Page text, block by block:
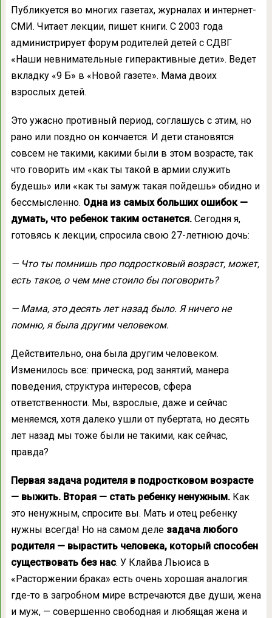
Публикуется во многих газетах, журналах и интернет-
СМИ. Читает лекции, пишет книги. С 2003 года
администрирует форум родителей детей с СДВГ
«Наши невнимательные гиперактивные дети». Ведет
вкладку «9 Б» в «Новой газете». Мама двоих
взрослых детей.
Это ужасно противный период, соглашусь с этим, но
рано или поздно он кончается. И дети становятся
совсем не такими, какими были в этом возрасте, так
что говорить им «как ты такой в армии служить
будешь» или «как ты замуж такая пойдешь» обидно и
бессмысленно. Одна из самых больших ошибок —
думать, что ребенок таким останется.Сегодня я,
готовясь к лекции, спросила свою 27-летнюю дочь:
— Что ты помнишь про подростковый возраст, может,
есть такое, о чем мне стоило бы поговорить?
— Мама, это десять лет назад было. Я ничего не
помню, я была другим человеком.
Действительно, она была другим человеком.
Изменилось все: прическа, род занятий, манера
поведения, структура интересов, сфера
ответственности. Мы, взрослые, даже и сейчас
меняемся, хотя далеко ушли от пубертата, но десять
лет назад мы тоже были не такими, как сейчас,
правда?
Первая задача родителя в подростковом возрасте
— выжить. Вторая — стать ребенку ненужным.Как
это ненужным, спросите вы. Мать и отец ребенку
нужны всегда! Но на самом делезадача любого
родителя — вырастить человека, который способен
существовать без нас. У Клайва Льюиса в
«Расторжении брака» есть очень хорошая аналогия:
где-то в загробном мире встречаются две души, жена
и муж, — совершенно свободная и любящая жена и